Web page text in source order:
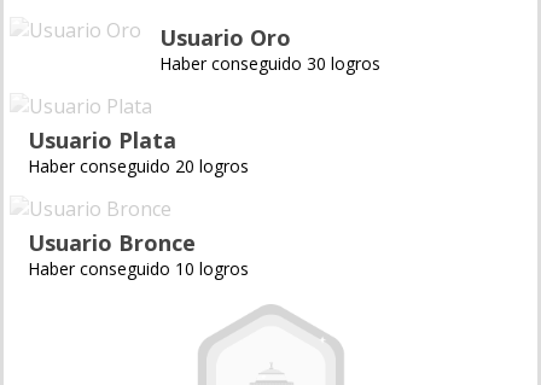
Usuario Oro
Haber conseguido 30 logros
Usuario Plata
Haber conseguido 20 logros
Usuario Bronce
Haber conseguido 10 logros